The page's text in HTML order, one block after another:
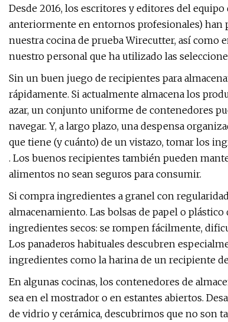
Desde 2016, los escritores y editores del
anteriormente en entornos profesionales) han
nuestra cocina de prueba Wirecutter, así como
nuestro personal que ha utilizado las
Sin un buen juego de recipientes para
rápidamente. Si actualmente almacena los
azar, un conjunto uniforme de contenedores
navegar. Y, a largo plazo, una despensa
que tiene (y cuánto) de un vistazo, tomar los
. Los buenos recipientes también pueden
alimentos no sean seguros para consumir.
Si compra ingredientes a granel con
almacenamiento. Las bolsas de papel o
ingredientes secos: se rompen fácilmente,
Los panaderos habituales descubren
ingredientes como la harina de un recipiente
En algunas cocinas, los contenedores de
sea en el mostrador o en estantes abiertos.
de vidrio y cerámica, descubrimos que no son